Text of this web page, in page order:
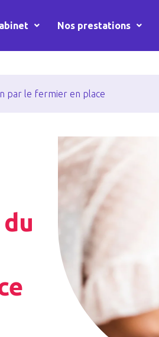
Nos prestations
par le fermier en place